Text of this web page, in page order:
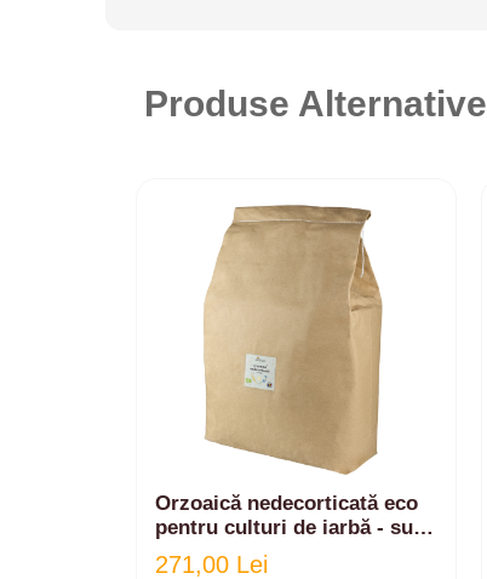
Produse Alternative
Orzoaică nedecorticată eco
pentru culturi de iarbă - suc
iarbă grâu | 20kg
271,00 Lei